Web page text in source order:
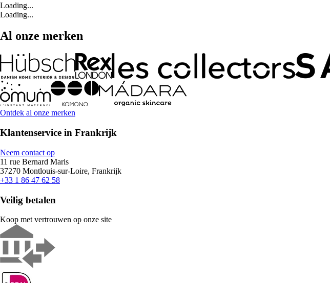
Loading...
Loading...
Al onze merken
Ontdek al onze merken
Klantenservice in Frankrijk
Neem contact op
11 rue Bernard Maris
37270 Montlouis-sur-Loire, Frankrijk
+33 1 86 47 62 58
Veilig betalen
Koop met vertrouwen op onze site